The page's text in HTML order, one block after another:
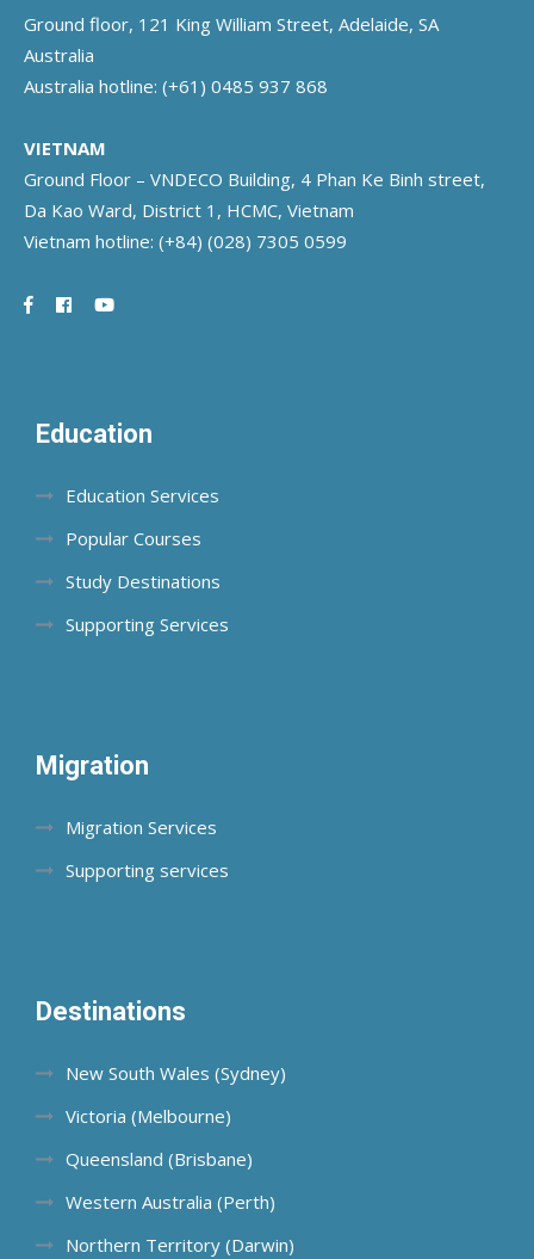
Ground floor, 121 King William Street, Adelaide, SA
Australia
Australia hotline: (+61) 0485 937 868
VIETNAM
Ground Floor – VNDECO Building, 4 Phan Ke Binh street,
Da Kao Ward, District 1, HCMC, Vietnam
Vietnam hotline: (+84) (028) 7305 0599
Education
Education Services
Popular Courses
Study Destinations
Supporting Services
Migration
Migration Services
Supporting services
Destinations
New South Wales (Sydney)
Victoria (Melbourne)
Queensland (Brisbane)
Western Australia (Perth)
Northern Territory (Darwin)